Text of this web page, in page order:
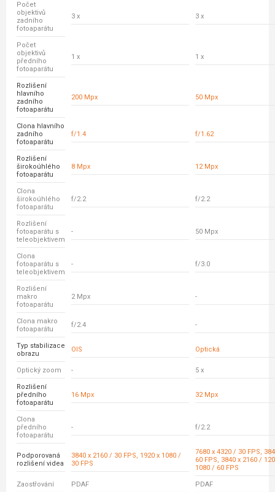
Počet
objektivů
zadního
fotoaparátu
3 x 3 x
Počet
objektivů
předního
fotoaparátu
1 x 1 x
Rozlišení
hlavního
zadního
fotoaparátu
200 Mpx 50 Mpx
Clona hlavního
zadního
fotoaparátu
f/1.4 f/1.62
Rozlišení
širokoúhlého
fotoaparátu
8 Mpx 12 Mpx
Clona
širokoúhlého
fotoaparátu
f/2.2 f/2.2
Rozlišení
fotoaparátu s
teleobjektivem
- 50 Mpx
Clona
fotoaparátu s
teleobjektivem
- f/3.0
Rozlišení
makro
fotoaparátu
2 Mpx -
Clona makro
fotoaparátu
f/2.4 -
Typ stabilizace
obrazu
OIS Optická
Optický zoom - 5 x
Rozlišení
předního
fotoaparátu
16 Mpx 32 Mpx
Clona
předního
fotoaparátu
- f/2.2
Podporovaná
rozlišení videa
3840 x 2160 / 30 FPS, 1920 x 1080 /
30 FPS
7680 x 4320 / 30 FPS,
60 FPS, 3840 x 2160 /
1080 / 60 FPS
Zaostřování PDAF PDAF